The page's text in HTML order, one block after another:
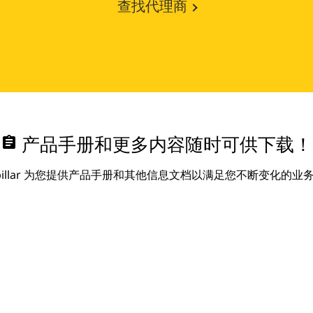
查找代理商
assignment 产品手册和更多内容随时可供下载！
为您提供产品手册和其他信息文档以满足您不断变化的业